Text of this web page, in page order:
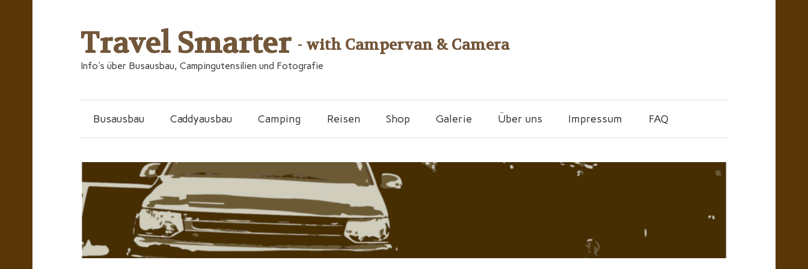
Travel Smarter - with Campervan & Camera
Info's über Busausbau, Campingutensilien und Fotografie
Busausbau Caddyausbau Camping Reisen Shop Galerie Über uns Impressum FAQ